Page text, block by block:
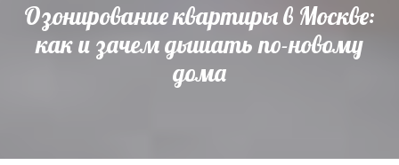
Озонирование квартиры в Москве:
как и зачем дышать по-новому
дома